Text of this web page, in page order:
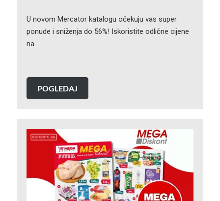
U novom Mercator katalogu očekuju vas super
ponude i sniženja do 56%! Iskoristite odlične cijene
na…
POGLEDAJ